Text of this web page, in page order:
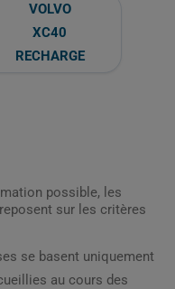
VOLVO
XC40
RECHARGE
possible, les
sur les critères
se basent uniquement
au cours des